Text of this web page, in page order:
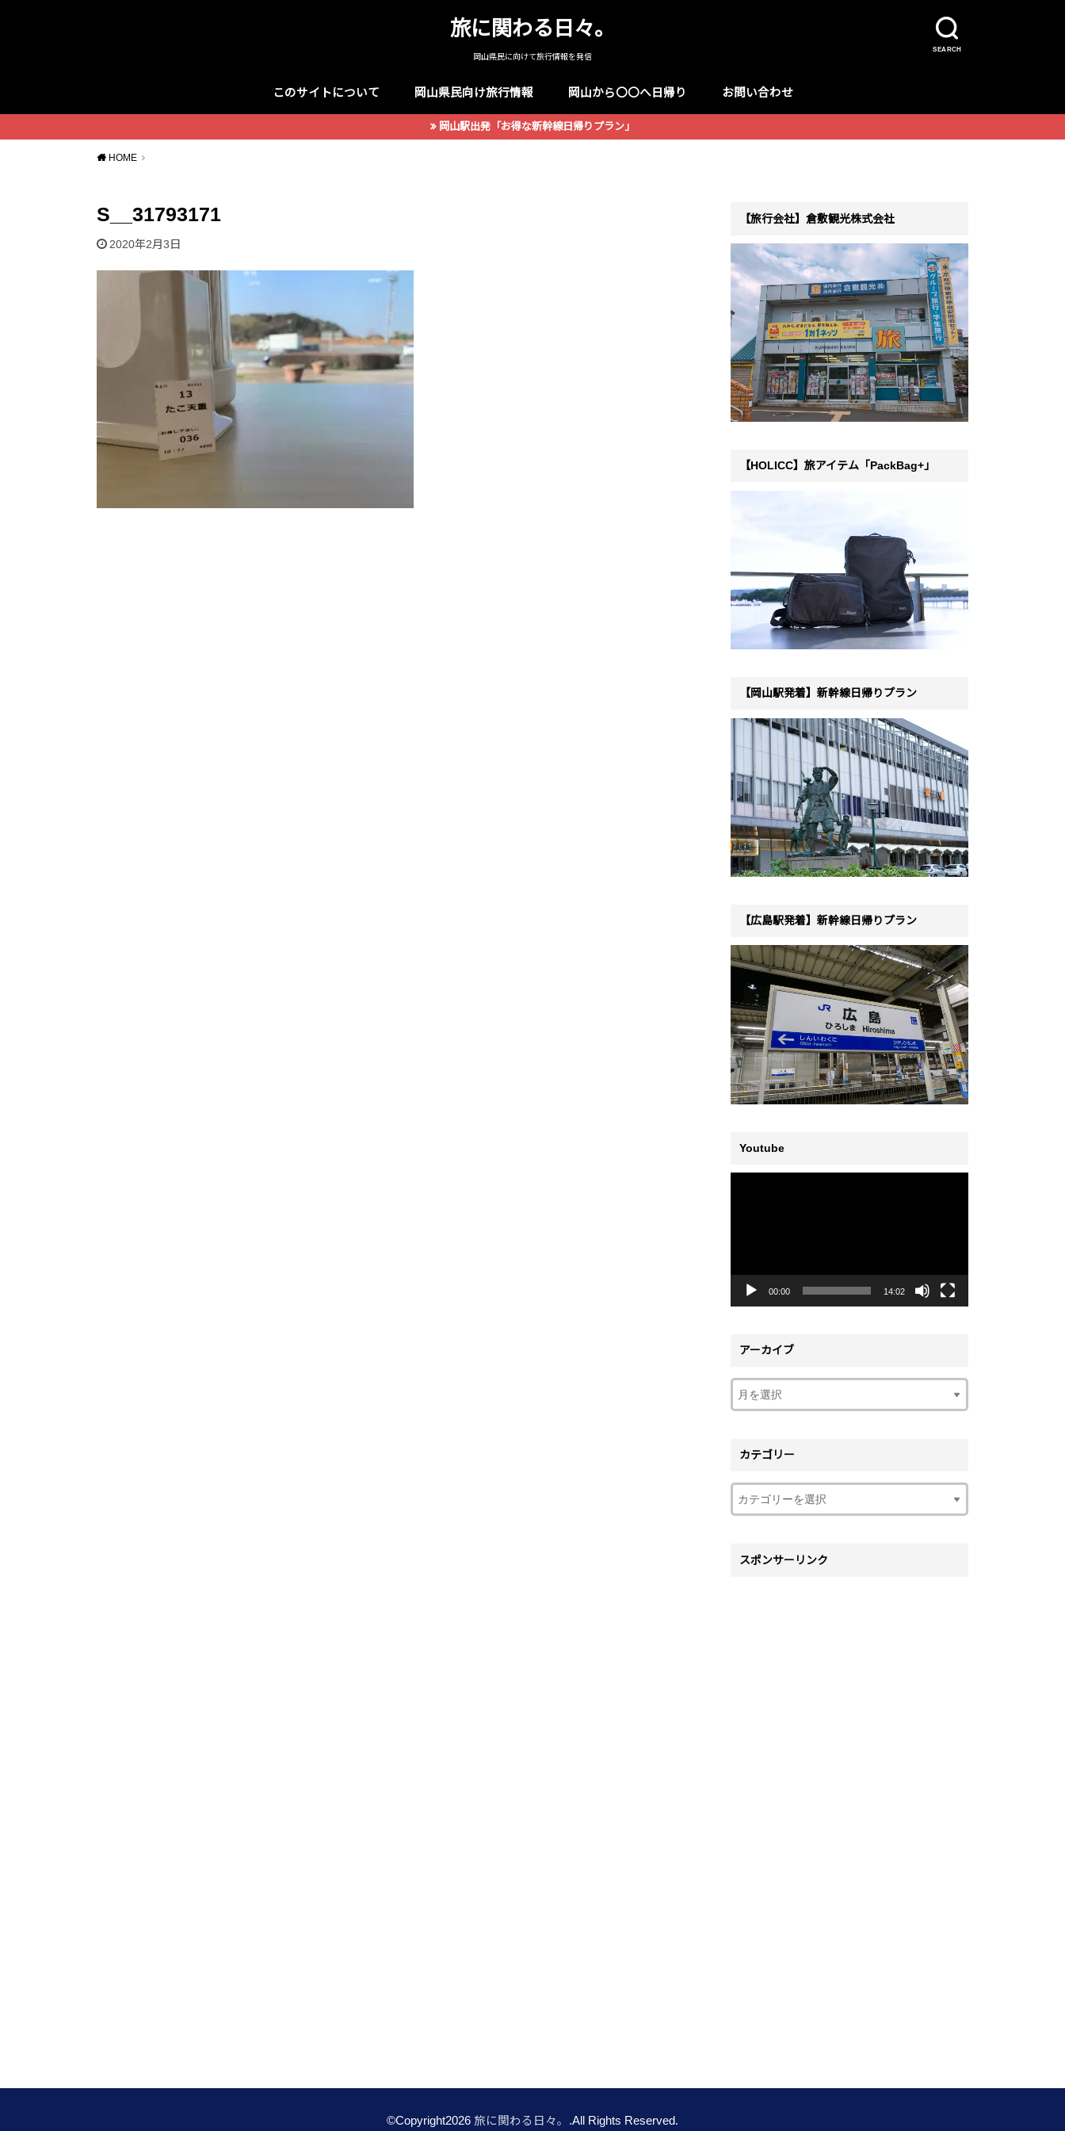
SEARCH
旅に関わる日々。
岡山県民に向けて旅行情報を発信
このサイトについて 岡山県民向け旅行情報 岡山から〇〇へ日帰り お問い合わせ
岡山駅出発「お得な新幹線日帰りプラン」
HOME
S__31793171
2020年2月3日
【旅行会社】倉敷観光株式会社
【HOLICC】旅アイテム「PackBag+」
【岡山駅発着】新幹線日帰りプラン
【広島駅発着】新幹線日帰りプラン
Youtube
ヤ
00:00 14:02
アーカイブ
カテゴリー
スポンサーリンク
©Copyright2026 旅に関わる日々。 .All Rights Reserved.